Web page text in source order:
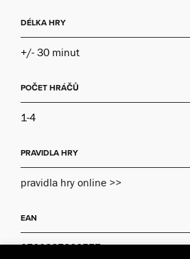
DÉLKA HRY
+/- 30 minut
POČET HRÁČŮ
1-4
PRAVIDLA HRY
pravidla hry online >>
EAN
8720387822577